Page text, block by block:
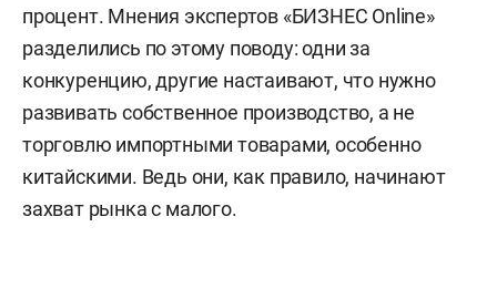
процент. Мнения экспертов «БИЗНЕС Online»
разделились по этому поводу: одни за
конкуренцию, другие настаивают, что нужно
развивать собственное производство, а не
торговлю импортными товарами, особенно
китайскими. Ведь они, как правило, начинают
захват рынка с малого.